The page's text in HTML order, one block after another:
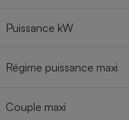
Puissance kW
Régime puissance maxi
Couple maxi